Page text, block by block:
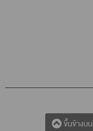
ขึ้นข้างบน